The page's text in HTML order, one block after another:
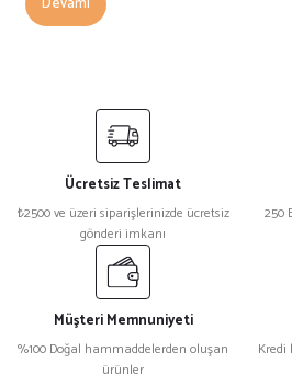
Ücretsiz Teslimat
₺2500 ve üzeri siparişlerinizde ücretsiz
gönderi imkanı
250
Müşteri Memnuniyeti
%100 Doğal hammaddelerden oluşan
ürünler
Kredi